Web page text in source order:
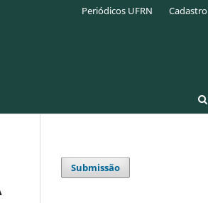
Periódicos UFRN Cadastro
Submissão